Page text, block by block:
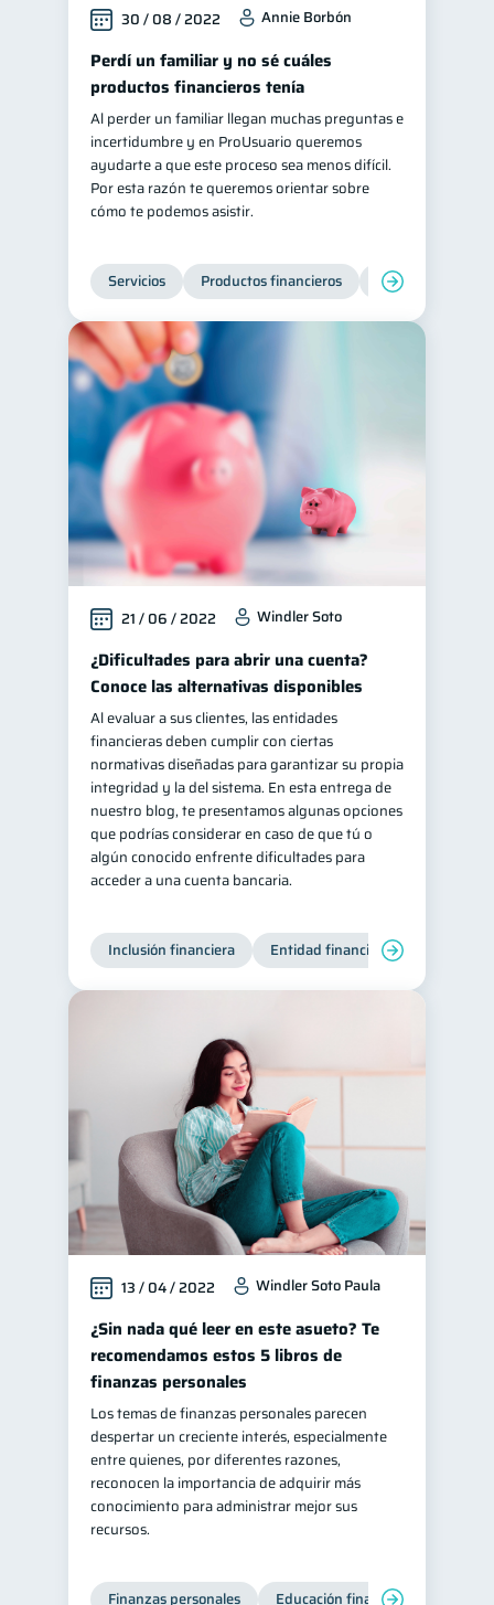
30 / 08 / 2022 Annie Borbón
Perdí un familiar y no sé cuáles
productos financieros tenía
Al perder un familiar llegan muchas preguntas e
incertidumbre y en ProUsuario queremos
ayudarte a que este proceso sea menos difícil.
Por esta razón te queremos orientar sobre
cómo te podemos asistir.
Servicios Productos financieros Inclusión
21 / 06 / 2022 Windler Soto
¿Dificultades para abrir una cuenta?
Conoce las alternativas disponibles
Al evaluar a sus clientes, las entidades
financieras deben cumplir con ciertas
normativas diseñadas para garantizar su propia
integridad y la del sistema. En esta entrega de
nuestro blog, te presentamos algunas opciones
que podrías considerar en caso de que tú o
algún conocido enfrente dificultades para
acceder a una cuenta bancaria.
Inclusión financiera Entidad financiera
13 / 04 / 2022 Windler Soto Paula
¿Sin nada qué leer en este asueto? Te
recomendamos estos 5 libros de
finanzas personales
Los temas de finanzas personales parecen
despertar un creciente interés, especialmente
entre quienes, por diferentes razones,
reconocen la importancia de adquirir más
conocimiento para administrar mejor sus
recursos.
Finanzas personales Educación financiera